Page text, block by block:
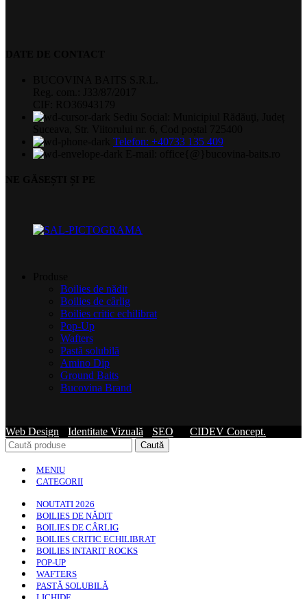
Telefon: +40733 135 409
Boilies de nădit
Boilies de cârlig
Boilies critic echilibrat
Pop-Up
Wafters
Pastă solubilă
Amino Dip
Ground Baits
Bucovina Brand
Web Design Identitate Vizuală SEO CIDEV Concept.
Caută
MENIU
CATEGORII
NOUTATI 2026
BOILIES DE NĂDIT
BOILIES DE CÂRLIG
BOILIES CRITIC ECHILIBRAT
BOILIES INTARIT ROCKS
POP-UP
WAFTERS
PASTĂ SOLUBILĂ